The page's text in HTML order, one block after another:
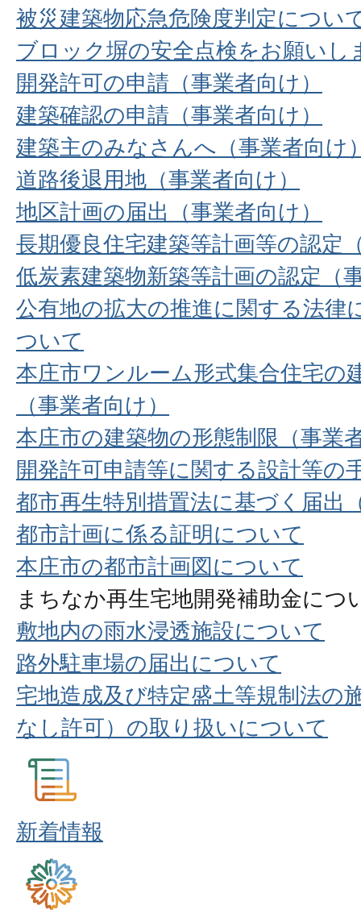
被災建築物応急危険度判定につい
ブロック塀の安全点検をお願いし
開発許可の申請（事業者向け）
建築確認の申請（事業者向け）
建築主のみなさんへ（事業者向け
道路後退用地（事業者向け）
地区計画の届出（事業者向け）
長期優良住宅建築等計画等の認定
低炭素建築物新築等計画の認定（
公有地の拡大の推進に関する法律
ついて
本庄市ワンルーム形式集合住宅の
（事業者向け）
本庄市の建築物の形態制限（事業
開発許可申請等に関する設計等の
都市再生特別措置法に基づく届出
都市計画に係る証明について
本庄市の都市計画図について
まちなか再生宅地開発補助金につ
敷地内の雨水浸透施設について
路外駐車場の届出について
宅地造成及び特定盛土等規制法の
なし許可）の取り扱いについて
新着情報